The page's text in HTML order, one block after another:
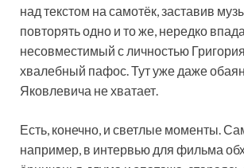
над текстом на самотёк, заставив
повторять одно и то же, нередко
несовместимый с личностью
хвалебный пафос. Тут уже даже
Яковлевича не хватает.
Есть, конечно, и светлые моменты.
например, в интервью для фильма